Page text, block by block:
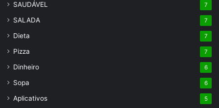
SAUDÁVEL 7
SALADA 7
Dieta 7
Pizza 7
Dinheiro 6
Sopa 6
Aplicativos 5